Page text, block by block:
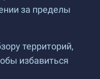
за пределы
территорий,
избавиться